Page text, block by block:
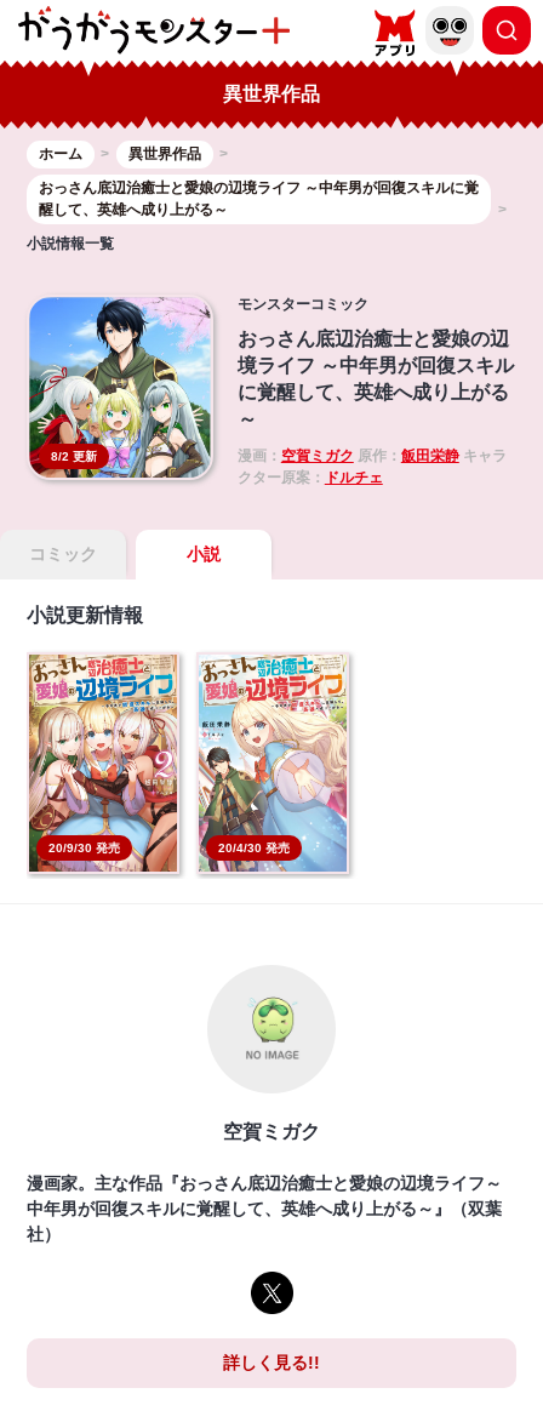
異世界作品
ホーム
異世界作品
おっさん底辺治癒士と愛娘の辺境ライフ ～中年男が回復スキルに覚
醒して、英雄へ成り上がる～
小説情報一覧
8/2 更新
モンスターコミック
おっさん底辺治癒士と愛娘の辺
境ライフ ～中年男が回復スキル
に覚醒して、英雄へ成り上がる
～
漫画： 空賀ミガク 原作： 飯田栄静キャラ
クター原案：
ドルチェ
コミック 小説
小説更新情報
20/9/30 発売
おっさん底辺治癒士と
愛娘の辺境ライフ ～
中…
本を買う
20/4/30 発売
おっさん底辺治癒士と
愛娘の辺境ライフ ～
中…
本を買う
空賀ミガク
漫画家。主な作品『おっさん底辺治癒士と愛娘の辺境ライフ～
中年男が回復スキルに覚醒して、英雄へ成り上がる～』（双葉
社）
詳しく見る!!